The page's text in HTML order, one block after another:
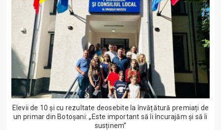
Elevii de 10 și cu rezultate deosebite la învățătură premiați de
un primar din Botoșani: „Este important să îi încurajăm și să îi
susținem”